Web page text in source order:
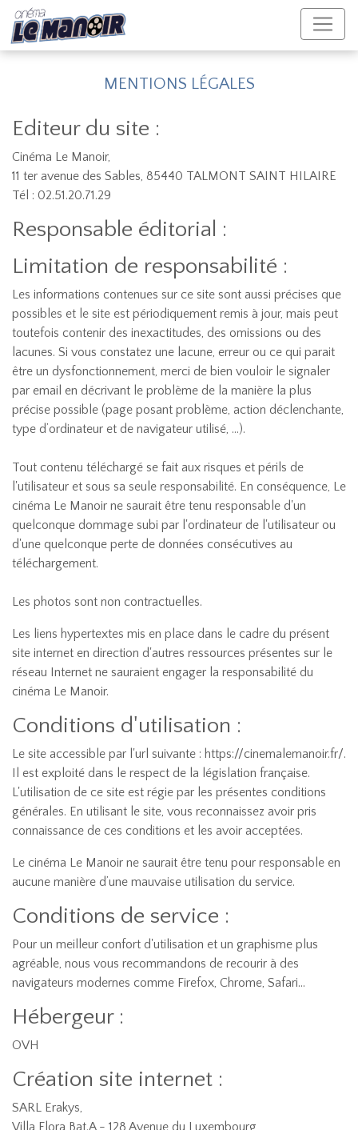
MENTIONS LÉGALES
Editeur du site :
Cinéma Le Manoir,
11 ter avenue des Sables, 85440 TALMONT SAINT HILAIRE
Tél : 02.51.20.71.29
Responsable éditorial :
Limitation de responsabilité :
Les informations contenues sur ce site sont aussi précises que
possibles et le site est périodiquement remis à jour, mais peut
toutefois contenir des inexactitudes, des omissions ou des
lacunes. Si vous constatez une lacune, erreur ou ce qui parait
être un dysfonctionnement, merci de bien vouloir le signaler
par email en décrivant le problème de la manière la plus
précise possible (page posant problème, action déclenchante,
type d’ordinateur et de navigateur utilisé, …).
Tout contenu téléchargé se fait aux risques et périls de
l'utilisateur et sous sa seule responsabilité. En conséquence, Le
cinéma Le Manoir ne saurait être tenu responsable d'un
quelconque dommage subi par l'ordinateur de l'utilisateur ou
d'une quelconque perte de données consécutives au
téléchargement.
Les photos sont non contractuelles.
Les liens hypertextes mis en place dans le cadre du présent
site internet en direction d'autres ressources présentes sur le
réseau Internet ne sauraient engager la responsabilité du
cinéma Le Manoir.
Conditions d'utilisation :
Le site accessible par l'url suivante : https://cinemalemanoir.fr/.
Il est exploité dans le respect de la législation française.
L'utilisation de ce site est régie par les présentes conditions
générales. En utilisant le site, vous reconnaissez avoir pris
connaissance de ces conditions et les avoir acceptées.
Le cinéma Le Manoir ne saurait être tenu pour responsable en
aucune manière d’une mauvaise utilisation du service.
Conditions de service :
Pour un meilleur confort d'utilisation et un graphisme plus
agréable, nous vous recommandons de recourir à des
navigateurs modernes comme Firefox, Chrome, Safari...
Hébergeur :
OVH
Création site internet :
SARL Erakys,
Villa Flora Bat.A - 128 Avenue du Luxembourg